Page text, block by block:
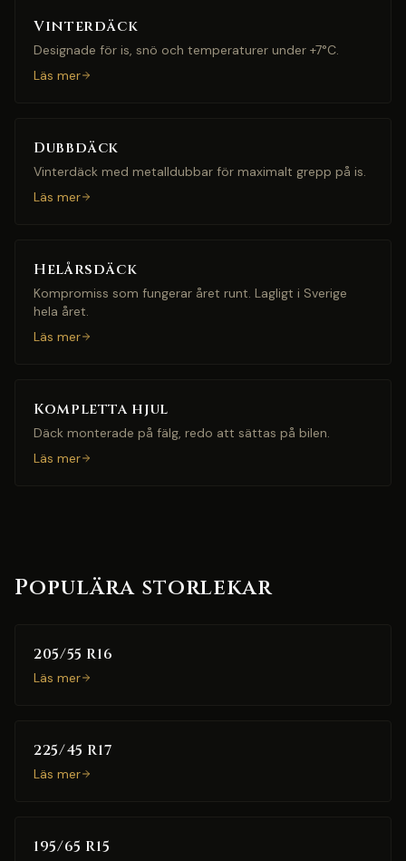
Vinterdäck
Designade för is, snö och temperaturer under +7°C.
Läs mer
Dubbdäck
Vinterdäck med metalldubbar för maximalt grepp på is.
Läs mer
Helårsdäck
Kompromiss som fungerar året runt. Lagligt i Sverige
hela året.
Läs mer
Kompletta hjul
Däck monterade på fälg, redo att sättas på bilen.
Läs mer
Populära storlekar
205/55 R16
Läs mer
225/45 R17
Läs mer
195/65 R15